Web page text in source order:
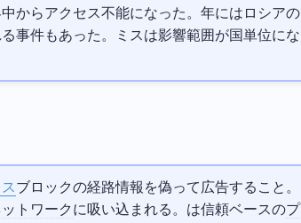
アクセス不能になった。2022年にはロシアのYandex
件もあった。BGPミスは影響範囲が国単位にな
スブロックの経路情報を偽って広告すること。
トワーク に吸い込まれる。BGPは信頼ベースのプ